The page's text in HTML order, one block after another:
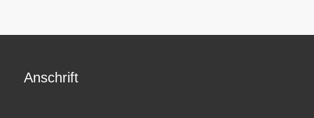
Anschrift